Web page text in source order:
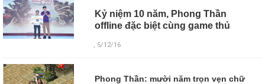
Kỷ niệm 10 năm, Phong Thần
offline đặc biệt cùng game thủ
, 5/12/16
Phong Thần: mười năm trọn vẹn chữ